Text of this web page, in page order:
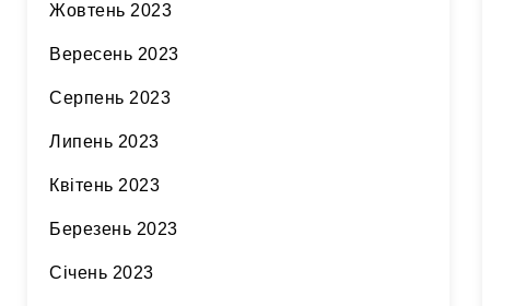
Жовтень 2023
Вересень 2023
Серпень 2023
Липень 2023
Квітень 2023
Березень 2023
Січень 2023